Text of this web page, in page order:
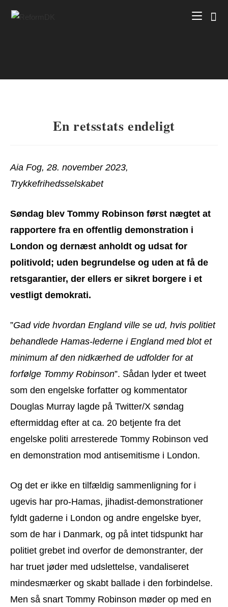
En retsstats endeligt
Aia Fog, 28. november 2023,
Trykkefrihedsselskabet
Søndag blev Tommy Robinson først nægtet at
rapportere fra en offentlig demonstration i
London og dernæst anholdt og udsat for
politivold; uden begrundelse og uden at få de
retsgarantier, der ellers er sikret borgere i et
vestligt demokrati.
”Gad vide hvordan England ville se ud, hvis politiet
behandlede Hamas-lederne i England med blot et
minimum af den nidkærhed de udfolder for at
forfølge Tommy Robinson”. Sådan lyder et tweet
som den engelske forfatter og kommentator
Douglas Murray lagde på Twitter/X søndag
eftermiddag efter at ca. 20 betjente fra det
engelske politi arresterede Tommy Robinson ved
en demonstration mod antisemitisme i London.
Og det er ikke en tilfældig sammenligning for i
ugevis har pro-Hamas, jihadist-demonstrationer
fyldt gaderne i London og andre engelske byer,
som de har i Danmark, og på intet tidspunkt har
politiet grebet ind overfor de demonstranter, der
har truet jøder med udslettelse, vandaliseret
mindesmærker og skabt ballade i den forbindelse.
Men så snart Tommy Robinson møder op med en